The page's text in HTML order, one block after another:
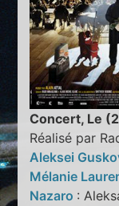
Concert, Le
Réalisé par
Aleksei
Mélanie
Nazaro :